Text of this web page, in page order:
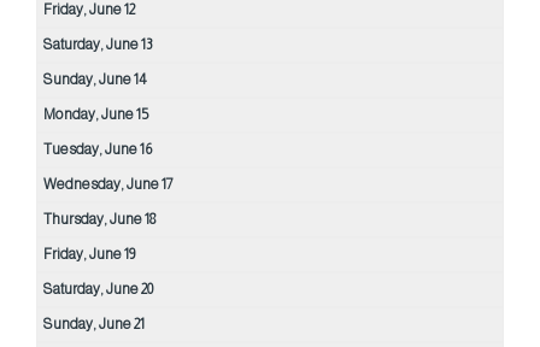
Friday,June12
Saturday,June13
Sunday,June14
Monday,June15
Tuesday,June16
Wednesday,June17
Thursday,June18
Friday,June19
Saturday,June20
Sunday,June21